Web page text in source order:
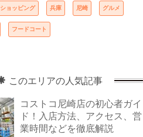
ショッピング 兵庫 尼崎 グルメ
フードコート
このエリアの人気記事
コストコ尼崎店の初心者ガイ
ド！入店方法、アクセス、営
業時間などを徹底解説